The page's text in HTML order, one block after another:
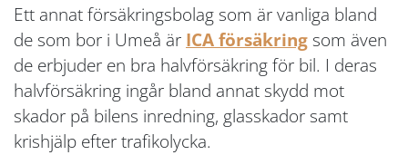
Ett annat försäkringsbolag som är vanliga bland
de som bor i Umeå är ICA försäkring som även
de erbjuder en bra halvförsäkring för bil. I deras
halvförsäkring ingår bland annat skydd mot
skador på bilens inredning, glasskador samt
krishjälp efter trafikolycka.